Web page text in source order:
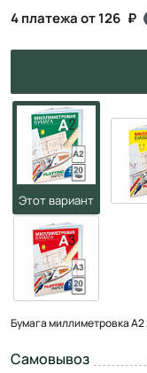
4 платежа от 126
Бумага миллиметровка А2
Самовывоз